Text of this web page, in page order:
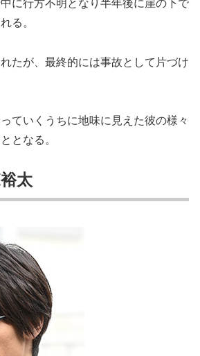
に行方不明となり半年後に崖の下で
る。
たが、最終的には事故として片づけ
ていくうちに地味に見えた彼の様々
となる。
太